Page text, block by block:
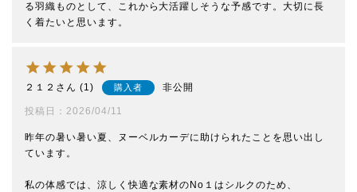
る羽織ものとして、これから大活躍しそうな予感です。大切に長
く着たいと思います。
２１２ 1 購入者 非公開
投稿日 2026/04/11
昨年の暑い暑い夏、ヌーベルカーデに助けられたことを思い出し
ています。
私の体感では、涼しく快適な素材のNo１はシルクのため、